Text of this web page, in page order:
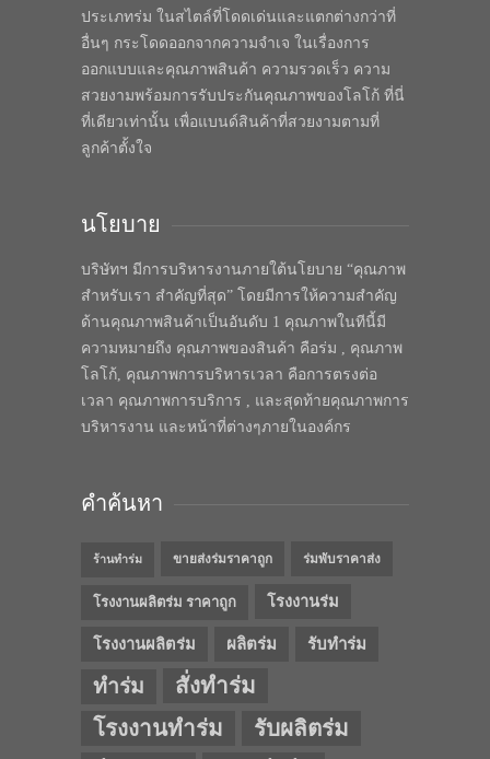
ประเภทร่ม ในสไตล์ที่โดดเด่นและแตกต่างกว่าที่
อื่นๆ กระโดดออกจากความจำเจ ในเรื่องการ
ออกแบบและคุณภาพสินค้า ความรวดเร็ว ความ
สวยงามพร้อมการรับประกันคุณภาพของโลโก้ ที่นี่
ที่เดียวเท่านั้น เพื่อแบนด์สินค้าที่สวยงามตามที่
ลูกค้าตั้งใจ
นโยบาย
บริษัทฯ มีการบริหารงานภายใต้นโยบาย “คุณภาพ
สำหรับเรา สำคัญที่สุด” โดยมีการให้ความสำคัญ
ด้านคุณภาพสินค้าเป็นอันดับ 1 คุณภาพในทีนี้มี
ความหมายถึง คุณภาพของสินค้า คือร่ม , คุณภาพ
โลโก้, คุณภาพการบริหารเวลา คือการตรงต่อ
เวลา คุณภาพการบริการ , และสุดท้ายคุณภาพการ
บริหารงาน และหน้าที่ต่างๆภายในองค์กร
คำค้นหา
ร้านทำร่ม ขายส่งร่มราคาถูก ร่มพับราคาส่ง
โรงงานผลิตร่ม ราคาถูก โรงงานร่ม
โรงงานผลิตร่ม ผลิตร่ม รับทำร่ม
ทำร่ม
สั่งทำร่ม
โรงงานทำร่ม
รับผลิตร่ม